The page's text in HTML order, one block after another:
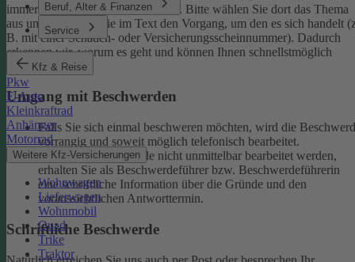
Beruf, Alter & Finanzen
Service
Kfz & Reise
Pkw
E-Auto
Kleinkraftrad
Anhänger
Motorrad
Weitere Kfz-Versicherungen
Wohnwagen
Lieferwagen
Wohnmobil
Quad
Trike
Traktor
immer über unser Kontaktformular
. Bitte wählen Sie dort das Thema
aus und benennen Sie im Text den Vorgang, um den es sich handelt
B. mit einer Schaden- oder Versicherungsscheinnummer). Dadurch
erkennen wir, worum es geht und können Ihnen schnellstmöglich
weiterhelfen.
Umgang mit Beschwerden
Falls Sie sich einmal beschweren möchten, wird die
vorrangig und soweit möglich telefonisch bearbeitet.
Kann eine Beschwerde nicht unmittelbar bearbeitet werden,
erhalten Sie als Beschwerdeführer bzw. Beschwerdeführerin
eine schriftliche Information über die Gründe und den
voraussichtlichen Antworttermin.
Schriftliche Beschwerde